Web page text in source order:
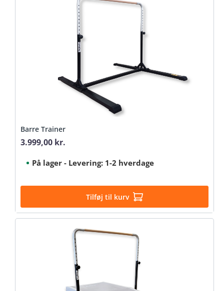
Barre Trainer
Regular price:
3.999,00 kr.
På lager - Levering: 1-2 hverdage
Tilføj til kurv